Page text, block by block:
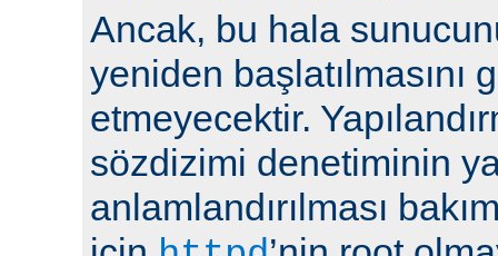
Ancak, bu hala
yeniden başlatılmasını
etmeyecektir.
sözdizimi denetiminin
anlamlandırılması